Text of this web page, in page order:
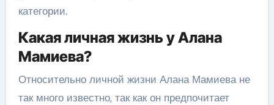
категории.
Какая личная жизнь у Алана
Мамиева?
Относительно личной жизни Алана Мамиева не
так много известно, так как он предпочитает